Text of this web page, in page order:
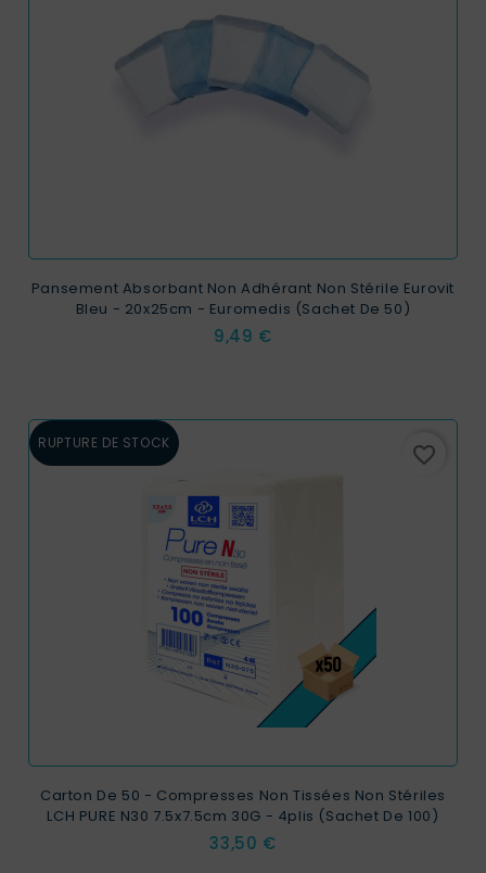
Pansement Absorbant Non Adhérant Non Stérile Eurovit
Bleu - 20x25cm - Euromedis (Sachet De 50)
Prix
9,49 €
RUPTURE DE STOCK favorite_border
Carton De 50 - Compresses Non Tissées Non Stériles
LCH PURE N30 7.5x7.5cm 30G - 4plis (sachet De 100)
Prix
33,50 €